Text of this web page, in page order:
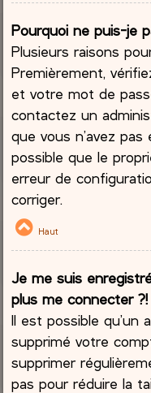
Pourquoi ne puis-je
Plusieurs raisons
Premièrement,
et votre mot de
contactez un
que vous n’avez
possible que le
erreur de
corriger.
Haut
Je me suis
plus me connecter ?!
Il est possible qu’un
supprimé votre
supprimer
pas pour réduire la